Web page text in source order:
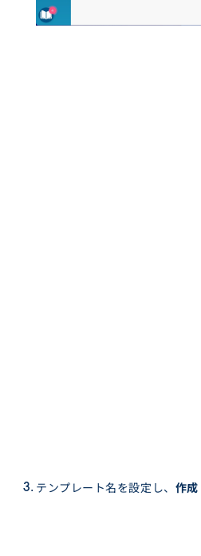
テンプレート名を設定し、 作成